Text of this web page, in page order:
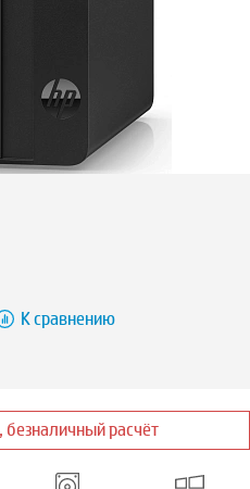
К сравнению
расчёт